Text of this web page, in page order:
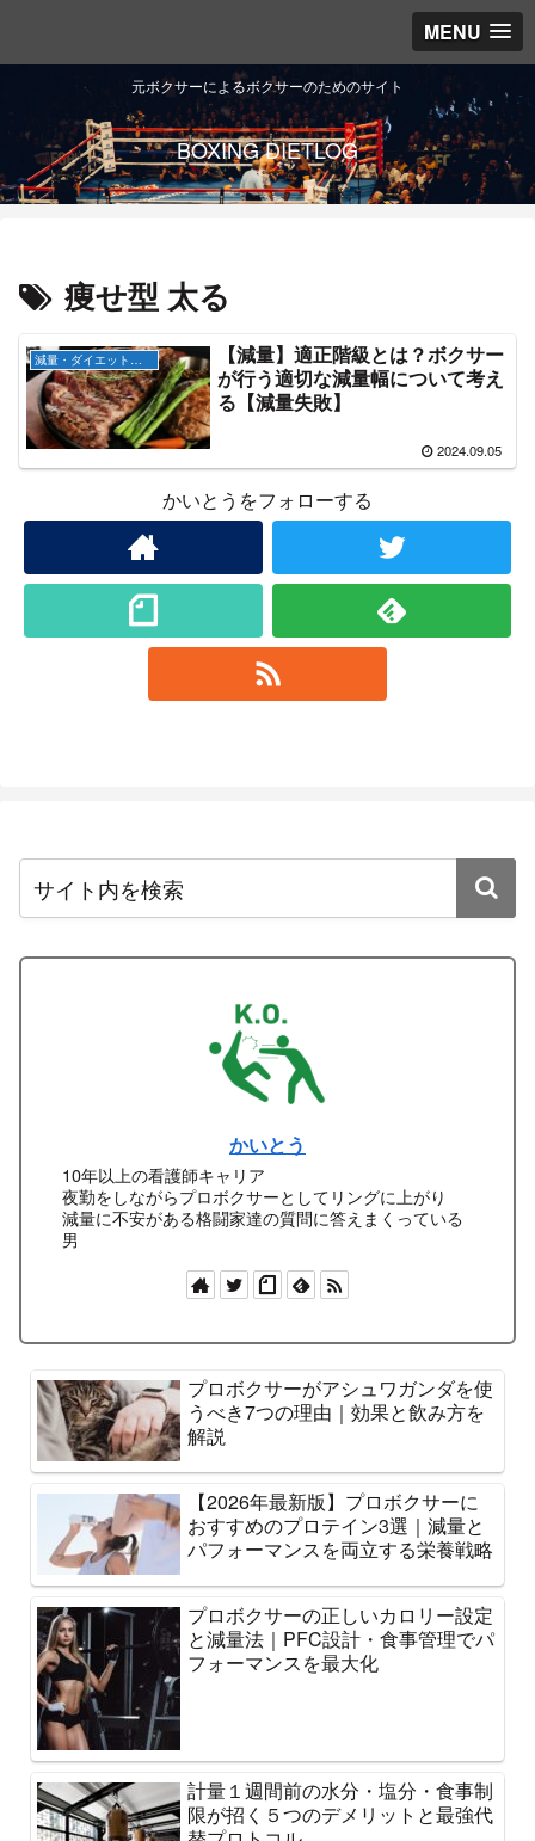
MENU
元ボクサーによるボクサーのためのサイト
BOXING DIETLOG
痩せ型 太る
【減量】適正階級とは？ボクサー
が行う適切な減量幅について考え
る【減量失敗】
2024.09.05
かいとうをフォローする
かいとう
10年以上の看護師キャリア
夜勤をしながらプロボクサーとしてリングに上がり
減量に不安がある格闘家達の質問に答えまくっている
男
プロボクサーがアシュワガンダを使
うべき7つの理由｜効果と飲み方を
解説
【2026年最新版】プロボクサーに
おすすめのプロテイン3選｜減量と
パフォーマンスを両立する栄養戦略
プロボクサーの正しいカロリー設定
と減量法｜PFC設計・食事管理でパ
フォーマンスを最大化
計量１週間前の水分・塩分・食事制
限が招く５つのデメリットと最強代